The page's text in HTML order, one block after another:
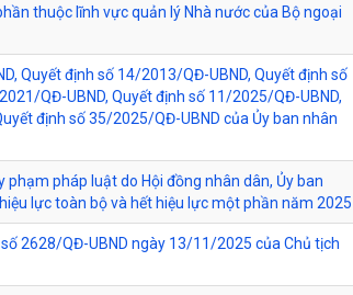
thuộc lĩnh vực quản lý Nhà nước của Bộ ngoại
Quyết định số 14/2013/QĐ-UBND, Quyết định số
QĐ-UBND, Quyết định số 11/2025/QĐ-UBND,
định số 35/2025/QĐ-UBND của Ủy ban nhân
phạm pháp luật do Hội đồng nhân dân, Ủy ban
lực toàn bộ và hết hiệu lực một phần năm 2025
2628/QĐ-UBND ngày 13/11/2025 của Chủ tịch